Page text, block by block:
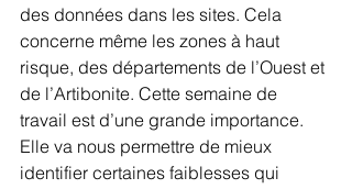
des données dans les sites. Cela
concerne même les zones à haut
risque, des départements de l’Ouest et
de l’Artibonite. Cette semaine de
travail est d’une grande importance.
Elle va nous permettre de mieux
identifier certaines faiblesses qui